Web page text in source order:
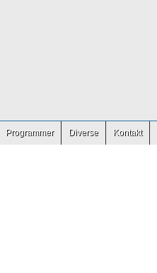
Programmer Diverse Kontakt